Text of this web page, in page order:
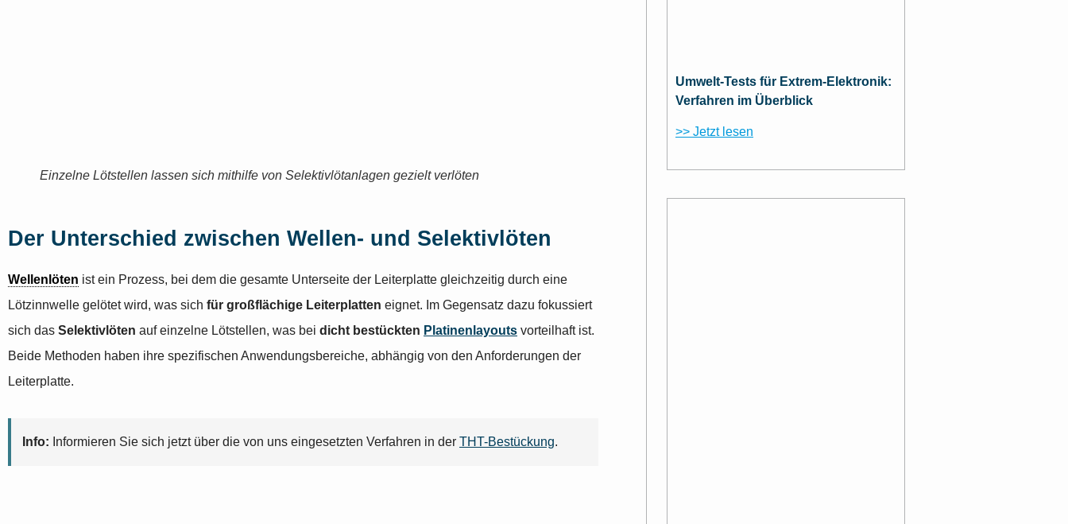
Einzelne Lötstellen lassen sich mithilfe von Selektivlötanlagen gezielt verlöten
Der Unterschied zwischen Wellen- und Selektivlöten
Wellenlöten ist ein Prozess, bei dem die gesamte Unterseite der Leiterplatte gleichzeitig durch eine
Lötzinnwelle gelötet wird, was sich für großflächige Leiterplatten eignet. Im Gegensatz dazu fokussiert
sich das Selektivlöten auf einzelne Lötstellen, was bei dicht bestückten Platinenlayouts vorteilhaft ist.
Beide Methoden haben ihre spezifischen Anwendungsbereiche, abhängig von den Anforderungen der
Leiterplatte.
Info: Informieren Sie sich jetzt über die von uns eingesetzten Verfahren in der THT-Bestückung.
Umwelt-Tests für Extrem-Elektronik:
Verfahren im Überblick
>> Jetzt lesen